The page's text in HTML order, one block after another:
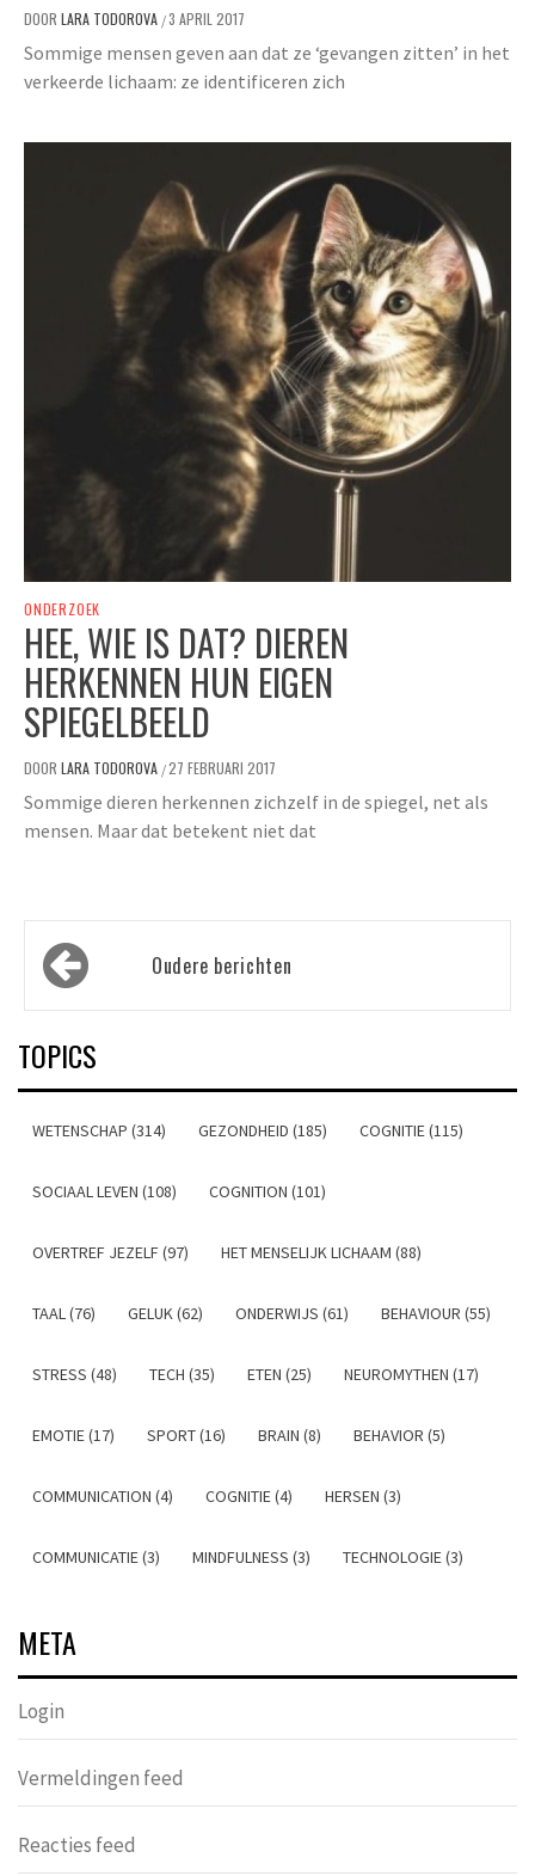
DOOR LARA TODOROVA /3 APRIL 2017
Sommige mensen geven aan dat ze ‘gevangen zitten’ in het
verkeerde lichaam: ze identificeren zich
ONDERZOEK
HEE, WIE IS DAT? DIEREN
HERKENNEN HUN EIGEN
SPIEGELBEELD
DOOR LARA TODOROVA /27 FEBRUARI 2017
Sommige dieren herkennen zichzelf in de spiegel, net als
mensen. Maar dat betekent niet dat
Berichtennavigatie
Oudere berichten
TOPICS
WETENSCHAP (314) GEZONDHEID (185) COGNITIE (115)
SOCIAAL LEVEN (108) COGNITION (101)
OVERTREF JEZELF (97) HET MENSELIJK LICHAAM (88)
TAAL (76) GELUK (62) ONDERWIJS (61) BEHAVIOUR (55)
STRESS (48) TECH (35) ETEN (25) NEUROMYTHEN (17)
EMOTIE (17) SPORT (16) BRAIN (8) BEHAVIOR (5)
COMMUNICATION (4) COGNITIE (4) HERSEN (3)
COMMUNICATIE (3) MINDFULNESS (3) TECHNOLOGIE (3)
META
Login
Vermeldingen feed
Reacties feed